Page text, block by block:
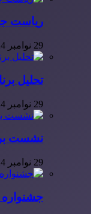
ریاست
29 نوامبر 2024
تحلیل
29 نوامبر 2024
نشست
29 نوامبر 2024
جشنواره امین‌الضرب